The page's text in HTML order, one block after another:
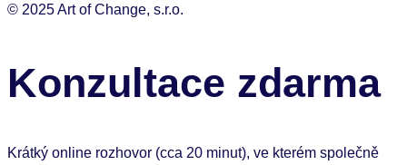
© 2025 Art of Change, s.r.o.
Konzultace zdarma
Krátký online rozhovor (cca 20 minut), ve kterém společně